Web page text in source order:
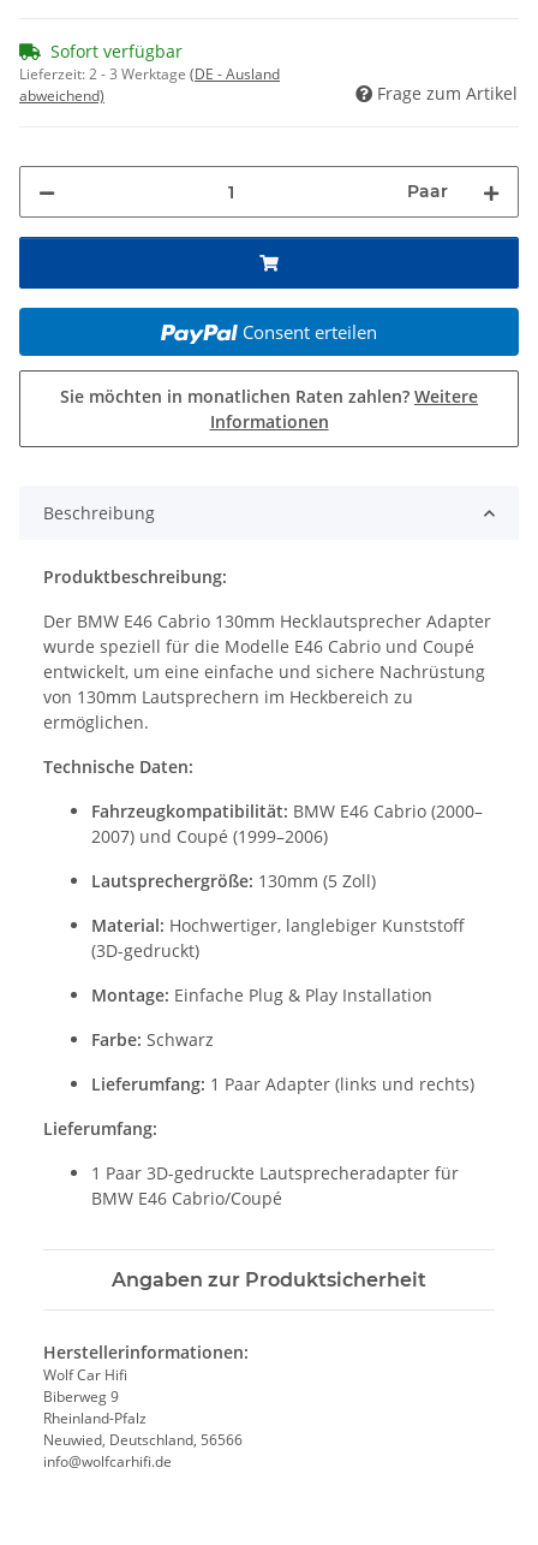
Sofort verfügbar
Lieferzeit:2 - 3 Werktage (DE - Ausland
abweichend)
Frage zum Artikel
Paar
Consent erteilen
Sie möchten in monatlichen Raten zahlen? Weitere
Informationen
Beschreibung
Produktbeschreibung:
Der BMW E46 Cabrio 130mm Hecklautsprecher Adapter
wurde speziell für die Modelle E46 Cabrio und Coupé
entwickelt, um eine einfache und sichere Nachrüstung
von 130mm Lautsprechern im Heckbereich zu
ermöglichen.
Technische Daten:
Fahrzeugkompatibilität: BMW E46 Cabrio (2000–
2007) und Coupé (1999–2006)
Lautsprechergröße: 130mm (5 Zoll)
Material: Hochwertiger, langlebiger Kunststoff
(3D-gedruckt)
Montage: Einfache Plug & Play Installation
Farbe: Schwarz
Lieferumfang: 1 Paar Adapter (links und rechts)
Lieferumfang:
1 Paar 3D-gedruckte Lautsprecheradapter für
BMW E46 Cabrio/Coupé
Angaben zur Produktsicherheit
Herstellerinformationen:
Wolf Car Hifi
Biberweg 9
Rheinland-Pfalz
Neuwied, Deutschland, 56566
info@wolfcarhifi.de